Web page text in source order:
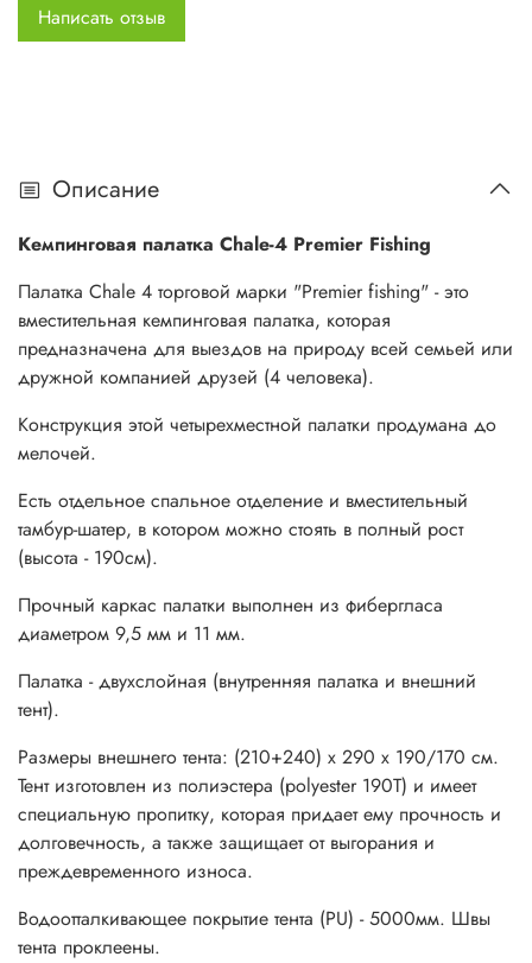
тент).
преждевременного износа.
Водоотталкивающее покрытие тента (PU) - 5000мм. Швы
тента проклеены.
Большое спальное отделение (внутренняя палатка - 240 х
280 см).
Просторный тамбур в виде шатра имеет длину 210 см, что
рюкзаки и даже велосипеды.
(breathable polyester 190T), который обладает высоким
значением воздухопроницаемости.
&bull; Палатка имеет три входа. Можно поставить навес
перед входом в палатку с помощью специальных стоек.
&bull; Вход внутренней палатки дополнительно
продублирован антимоскитной сеткой.
&bull; Пол выполнен из армированного
водонепроницаемого терпаулинга (PU 10000 мм).
&bull; Боковые оттяжки обеспечат палатке
порывов ветра. Колышки - 24 штук.
Написать отзыв
Описание
Кемпинговая палатка Chale-4 Premier Fishing
Палатка Chale 4 торговой марки "Premier fishing" - это
вместительная кемпинговая палатка, которая
предназначена для выездов на природу всей семьей или
дружной компанией друзей (4 человека).
Конструкция этой четырехместной палатки продумана до
мелочей.
Есть отдельное спальное отделение и вместительный
тамбур-шатер, в котором можно стоять в полный рост
(высота - 190см).
Прочный каркас палатки выполнен из фибергласа
диаметром 9,5 мм и 11 мм.
Палатка - двухслойная (внутренняя палатка и внешний
тент).
Размеры внешнего тента: (210+240) х 290 х 190/170 см.
Тент изготовлен из полиэстера (polyester 190T) и имеет
специальную пропитку, которая придает ему прочность и
долговечность, а также защищает от выгорания и
преждевременного износа.
Водоотталкивающее покрытие тента (PU) - 5000мм. Швы
тента проклеены.